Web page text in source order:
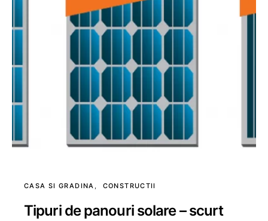
CASA SI GRADINA CONSTRUCTII
Tipuri de panouri solare – scurt